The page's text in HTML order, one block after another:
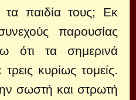
παιδία τους; Εκ
παρουσίας
ότι τα σημερινά
κυρίως τομείς.
σωστή και στρωτή